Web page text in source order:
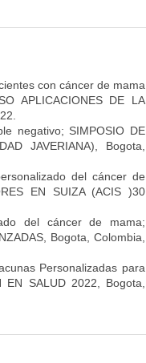
con cáncer de mama
APLICACIONES DE LA
negativo; SIMPOSIO DE
JAVERIANA), Bogota,
del cáncer de
EN SUIZA (ACIS )30
del cáncer de mama;
Bogota, Colombia,
Personalizadas para
SALUD 2022, Bogota,